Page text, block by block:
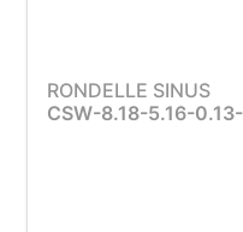
RONDELLE SINUS
CSW-8.18-5.16-